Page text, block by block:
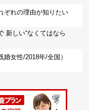
ぞれの理由が知りたい
新しい“なくてはなら
女性/2018年/全国）